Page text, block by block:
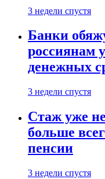
3 недели спустя
Банки
россиянам
денежных
3 недели спустя
Стаж уже
больше
пенсии
3 недели спустя